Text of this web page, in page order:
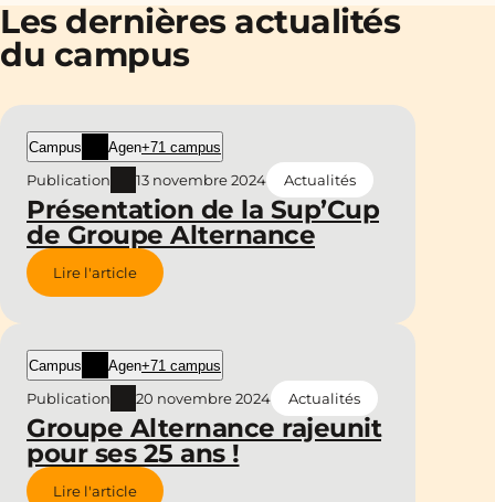
Les dernières actualités
du campus
Présentation de la Sup’Cup
de Groupe Alternance
Campus Agen+71 campus
Publication 13 novembre 2024 Actualités
Lire l'article
Groupe Alternance rajeunit
pour ses 25 ans !
Campus Agen+71 campus
Publication 20 novembre 2024 Actualités
Lire l'article